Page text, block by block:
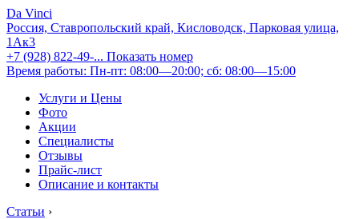
Da Vinci
Россия, Ставропольский край, Кисловодск, Парковая улица,
1Ак3
+7 (928) 822-49-... Показать номер
Время работы: Пн-пт: 08:00—20:00; сб: 08:00—15:00
Услуги и Цены
Фото
Акции
Специалисты
Отзывы
Прайс-лист
Описание и контакты
Статьи ›